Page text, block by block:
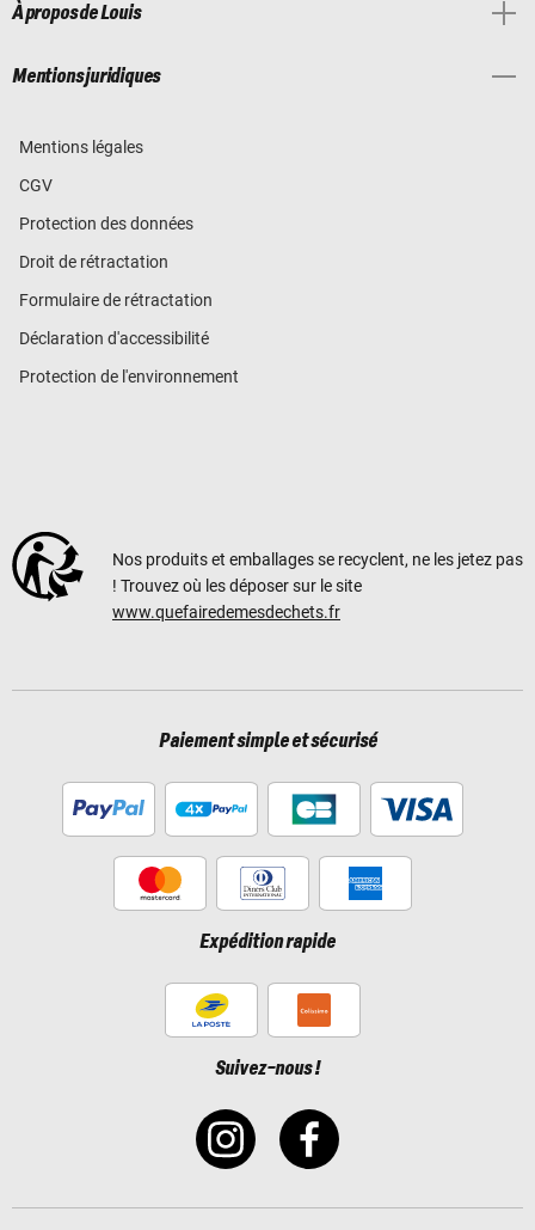
À propos de Louis
Mentions juridiques
Mentions légales
CGV
Protection des données
Droit de rétractation
Formulaire de rétractation
Déclaration d'accessibilité
Protection de l'environnement
Nos produits et emballages se recyclent, ne les jetez pas
! Trouvez où les déposer sur le site
www.quefairedemesdechets.fr
Paiement simple et sécurisé
Expédition rapide
Suivez-nous !